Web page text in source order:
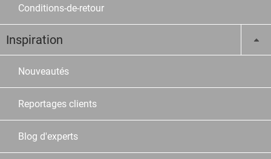
Conditions-de-retour
Inspiration
Nouveautés
Reportages clients
Blog d'experts